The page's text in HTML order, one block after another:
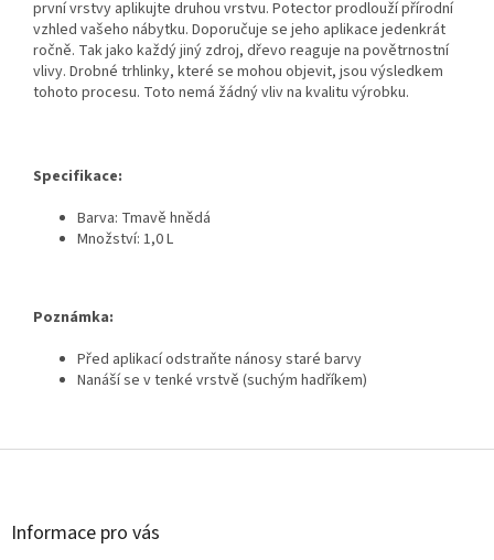
první vrstvy aplikujte druhou vrstvu. Potector prodlouží přírodní
vzhled vašeho nábytku. Doporučuje se jeho aplikace jedenkrát
ročně. Tak jako každý jiný zdroj, dřevo reaguje na povětrnostní
vlivy. Drobné trhlinky, které se mohou objevit, jsou výsledkem
tohoto procesu. Toto nemá žádný vliv na kvalitu výrobku.
Specifikace:
Barva: Tmavě hnědá
Množství: 1,0 L
Poznámka:
Před aplikací odstraňte nánosy staré barvy
Nanáší se v tenké vrstvě (suchým hadříkem)
Z
Informace pro vás